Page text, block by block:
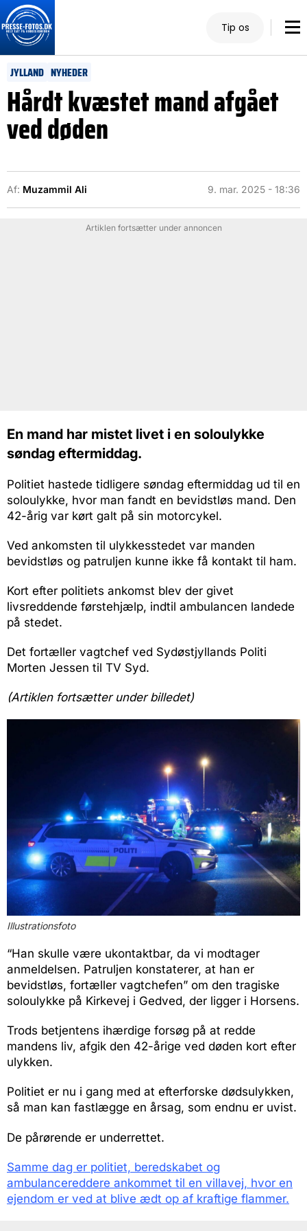
Tip os
JYLLAND NYHEDER
Hårdt kvæstet mand afgået
ved døden
Af: Muzammil Ali 9. mar. 2025 - 18:36
Artiklen fortsætter under annoncen
En mand har mistet livet i en soloulykke
søndag eftermiddag.
Politiet hastede tidligere søndag eftermiddag ud til en
soloulykke, hvor man fandt en bevidstløs mand. Den
42-årig var kørt galt på sin motorcykel.
Ved ankomsten til ulykkesstedet var manden
bevidstløs og patruljen kunne ikke få kontakt til ham.
Kort efter politiets ankomst blev der givet
livsreddende førstehjælp, indtil ambulancen landede
på stedet.
Det fortæller vagtchef ved Sydøstjyllands Politi
Morten Jessen til TV Syd.
(Artiklen fortsætter under billedet)
Illustrationsfoto
“Han skulle være ukontaktbar, da vi modtager
anmeldelsen. Patruljen konstaterer, at han er
bevidstløs, fortæller vagtchefen” om den tragiske
soloulykke på Kirkevej i Gedved, der ligger i Horsens.
Trods betjentens ihærdige forsøg på at redde
mandens liv, afgik den 42-årige ved døden kort efter
ulykken.
Politiet er nu i gang med at efterforske dødsulykken,
så man kan fastlægge en årsag, som endnu er uvist.
De pårørende er underrettet.
Samme dag er politiet, beredskabet og
ambulancereddere ankommet til en villavej, hvor en
ejendom er ved at blive ædt op af kraftige flammer.